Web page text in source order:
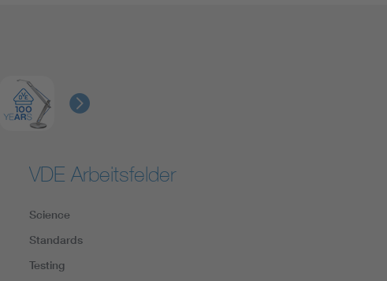
VDE Arbeitsfelder
Science
Standards
Testing